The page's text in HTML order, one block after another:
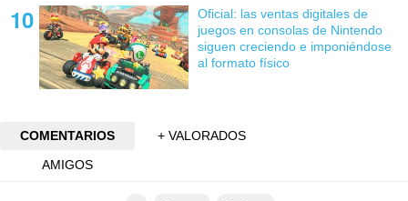
Oficial: las ventas digitales de
juegos en consolas de Nintendo
siguen creciendo e imponiéndose
al formato físico
COMENTARIOS
+ VALORADOS
AMIGOS